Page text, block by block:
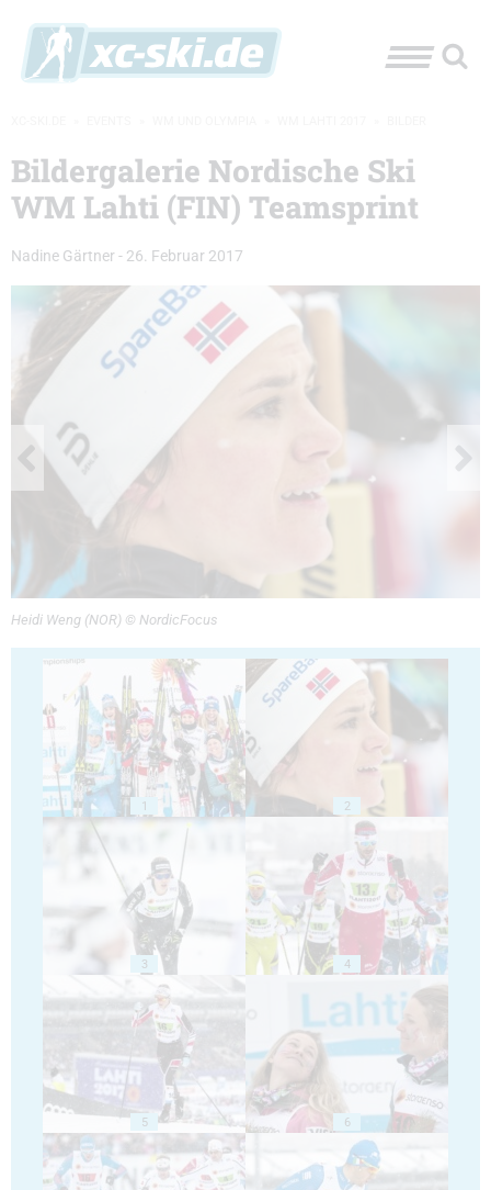
Bildergalerie Nordische Ski
WM Lahti (FIN) Teamsprint
Nadine Gärtner - 26. Februar 2017
Heidi Weng (NOR) © NordicFocus
1 2
3 4
5 6